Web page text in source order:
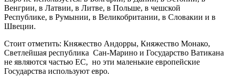
Венгрии, в Латвии, в Литве, в Польше, в чешской
Республике, в Румынии, в Великобритании, в Словакии и в
Швеции.
Стоит отметить: Княжество Андорры, Княжество Монако,
Светлейшая республика Сан-Марино и Государство Ватикана
не являются частью ЕС, но эти маленькие европейские
Государства используют евро.